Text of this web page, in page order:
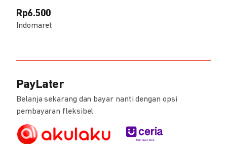
Rp6.500
Indomaret
PayLater
Belanja sekarang dan bayar nanti dengan opsi
pembayaran fleksibel